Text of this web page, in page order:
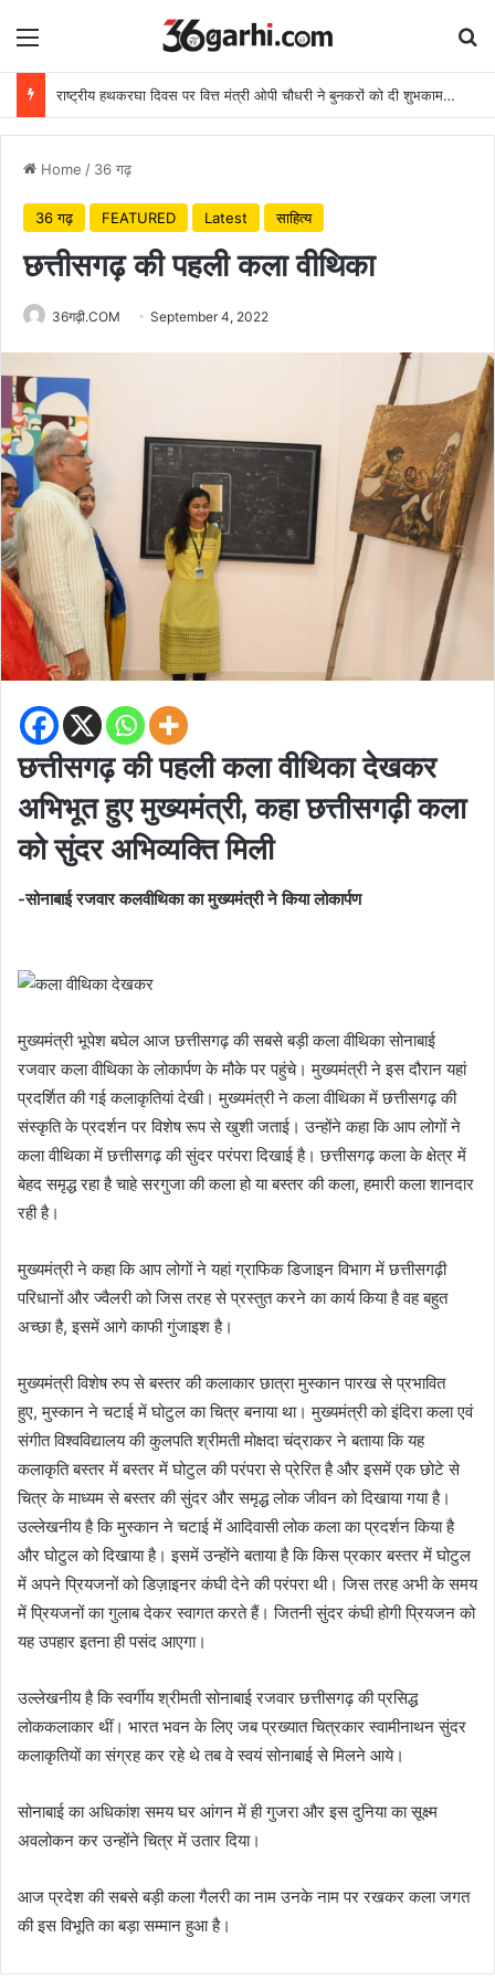
Menu
राष्ट्रीय हथकरघा दिवस पर वित्त मंत्री ओपी चौधरी ने बुनकरों को दी शुभकामनाएं
Home / 36 गढ़
36 गढ़ FEATURED Latest साहित्य
छत्तीसगढ़ की पहली कला वीथिका
36गढ़ी.COM September 4, 2022
छत्तीसगढ़ की पहली कला वीथिका देखकर
अभिभूत हुए मुख्यमंत्री, कहा छत्तीसगढ़ी कला
को सुंदर अभिव्यक्ति मिली
-सोनाबाई रजवार कलवीथिका का मुख्यमंत्री ने किया लोकार्पण
मुख्यमंत्री भूपेश बघेल आज छत्तीसगढ़ की सबसे बड़ी कला वीथिका सोनाबाई
रजवार कला वीथिका के लोकार्पण के मौके पर पहुंचे। मुख्यमंत्री ने इस दौरान यहां
प्रदर्शित की गई कलाकृतियां देखी। मुख्यमंत्री ने कला वीथिका में छत्तीसगढ़ की
संस्कृति के प्रदर्शन पर विशेष रूप से खुशी जताई। उन्होंने कहा कि आप लोगों ने
कला वीथिका में छत्तीसगढ़ की सुंदर परंपरा दिखाई है। छत्तीसगढ़ कला के क्षेत्र में
बेहद समृद्ध रहा है चाहे सरगुजा की कला हो या बस्तर की कला, हमारी कला शानदार
रही है।
मुख्यमंत्री ने कहा कि आप लोगों ने यहां ग्राफिक डिजाइन विभाग में छत्तीसगढ़ी
परिधानों और ज्वैलरी को जिस तरह से प्रस्तुत करने का कार्य किया है वह बहुत
अच्छा है, इसमें आगे काफी गुंजाइश है।
मुख्यमंत्री विशेष रुप से बस्तर की कलाकार छात्रा मुस्कान पारख से प्रभावित
हुए, मुस्कान ने चटाई में घोटुल का चित्र बनाया था। मुख्यमंत्री को इंदिरा कला एवं
संगीत विश्वविद्यालय की कुलपति श्रीमती मोक्षदा चंद्राकर ने बताया कि यह
कलाकृति बस्तर में बस्तर में घोटुल की परंपरा से प्रेरित है और इसमें एक छोटे से
चित्र के माध्यम से बस्तर की सुंदर और समृद्ध लोक जीवन को दिखाया गया है।
उल्लेखनीय है कि मुस्कान ने चटाई में आदिवासी लोक कला का प्रदर्शन किया है
और घोटुल को दिखाया है। इसमें उन्होंने बताया है कि किस प्रकार बस्तर में घोटुल
में अपने प्रियजनों को डिज़ाइनर कंघी देने की परंपरा थी। जिस तरह अभी के समय
में प्रियजनों का गुलाब देकर स्वागत करते हैं। जितनी सुंदर कंघी होगी प्रियजन को
यह उपहार इतना ही पसंद आएगा।
उल्लेखनीय है कि स्वर्गीय श्रीमती सोनाबाई रजवार छत्तीसगढ़ की प्रसिद्ध
लोककलाकार थीं। भारत भवन के लिए जब प्रख्यात चित्रकार स्वामीनाथन सुंदर
कलाकृतियों का संग्रह कर रहे थे तब वे स्वयं सोनाबाई से मिलने आये।
सोनाबाई का अधिकांश समय घर आंगन में ही गुजरा और इस दुनिया का सूक्ष्म
अवलोकन कर उन्होंने चित्र में उतार दिया।
आज प्रदेश की सबसे बड़ी कला गैलरी का नाम उनके नाम पर रखकर कला जगत
की इस विभूति का बड़ा सम्मान हुआ है।